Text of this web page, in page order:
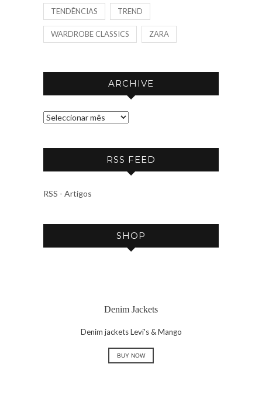
TENDÊNCIAS TREND
WARDROBE CLASSICS ZARA
ARCHIVE
A
C
V
RSS FEED
RSS - Artigos
SHOP
Denim Jackets
Denim jackets Levi's & Mango
BUY NOW